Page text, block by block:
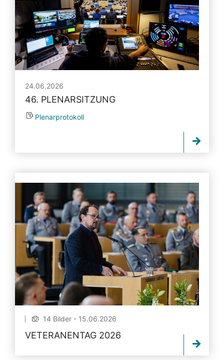
24.06.2026
46. PLENARSITZUNG
Plenarprotokoll
14 Bilder - 15.06.2026
VETERANENTAG 2026